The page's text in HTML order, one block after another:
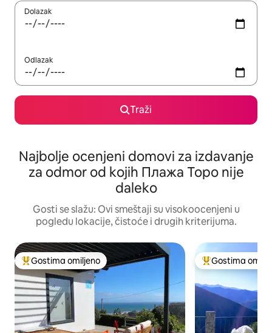
Dolazak
Odlazak
Traži
Najbolje ocenjeni domovi za izdavanje
za odmor od kojih Плажа Торо nije
daleko
Gosti se slažu: Ovi smeštaji su visokoocenjeni u
pogledu lokacije, čistoće i drugih kriterijuma.
Najuspešniji među gostima omiljenim
Gostima omiljeno Najuspešniji
Gostima